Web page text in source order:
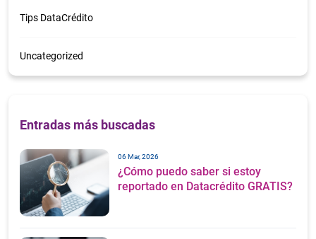
Tips DataCrédito
Uncategorized
Entradas más buscadas
06 Mar, 2026
¿Cómo puedo saber si estoy
reportado en Datacrédito GRATIS?